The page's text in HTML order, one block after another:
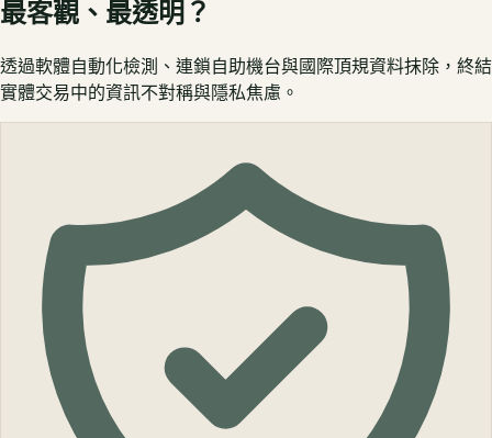
最客觀、最透明？
透過軟體自動化檢測、連鎖自助機台與國際頂規資料抹除，終結
實體交易中的資訊不對稱與隱私焦慮。